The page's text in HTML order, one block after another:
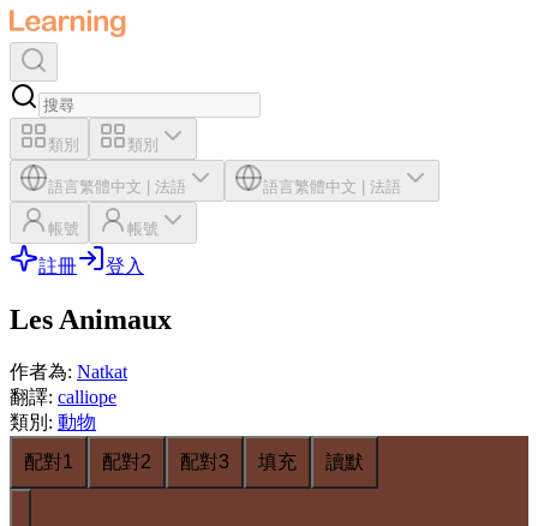
類別 類別
語言繁體中文 法語 語言繁體中文 法語
帳號 帳號
註冊 登入
Les Animaux
作者為: Natkat
翻譯: calliope
類別 : 動物
配對1
配對2 配對3 填充 讀默